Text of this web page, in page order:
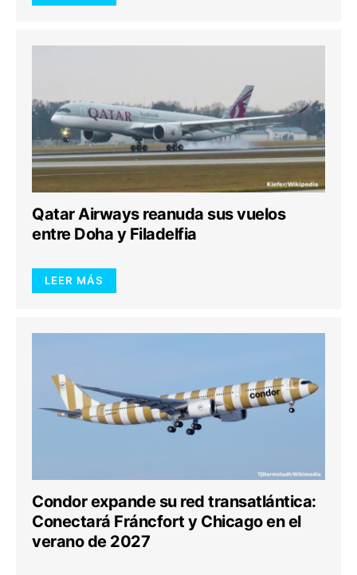
Qatar Airways reanuda sus vuelos
entre Doha y Filadelfia
LEER MÁS
Condor expande su red transatlántica:
Conectará Fráncfort y Chicago en el
verano de 2027